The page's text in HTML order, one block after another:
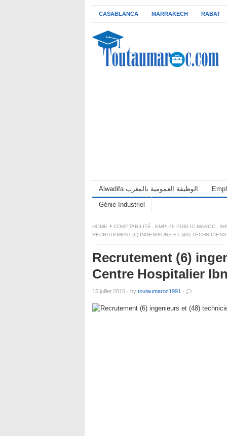
CASABLANCA MARRAKECH RABAT
Alwadifa الوظيفة العمومية بالمغرب
Génie Industriel
HOME COMPTABILITÉ EMPLOI PUBLIC MAROC
RECRUTEMENT (6) INGENIEURS ET (48)
Recrutement (6)
Centre Hospitalier
15 juillet 2016 · by toutaumaroc1991 ·